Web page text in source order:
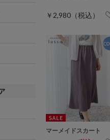
￥2,980（税込）
マーメイドスカート